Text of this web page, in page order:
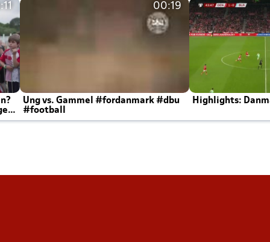
00:19
Ung vs. Gammel #fordanmark #dbu
#football
Highlights: